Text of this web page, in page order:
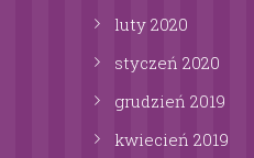
luty 2020
styczeń 2020
grudzień 2019
kwiecień 2019